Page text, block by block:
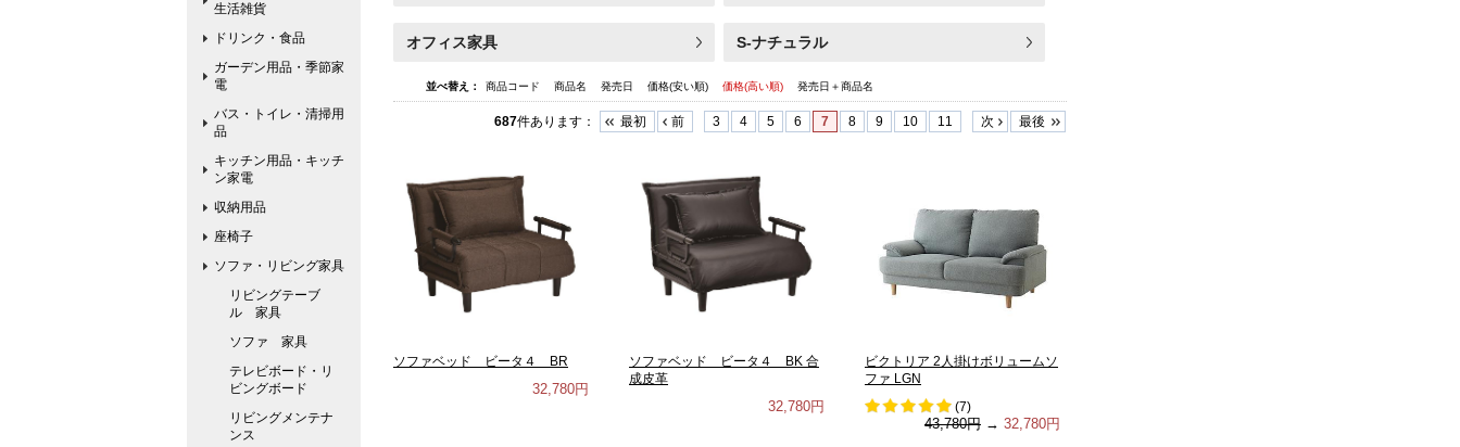
オフィス家具 S-ナチュラル
並べ替え： 商品コード 商品名 発売日 価格(安い順) 価格(高い順) 発売日＋商品名
687件あります ： 最初 前 3 4 5 6 7 8 9 10 11 次 最後
ソファベッド ビータ４ BR
32,780円
ソファベッド ビータ４ BK 合
成皮革
32,780円
ビクトリア 2人掛けボリュームソ
ファ LGN
(7)
43,780円 → 32,780円
生活雑貨
ドリンク・食品
ガーデン用品・季節家
電
バス・トイレ・清掃用
品
キッチン用品・キッチ
ン家電
収納用品
座椅子
ソファ・リビング家具
リビングテーブ
ル 家具
ソファ 家具
テレビボード・リ
ビングボード
リビングメンテナ
ンス